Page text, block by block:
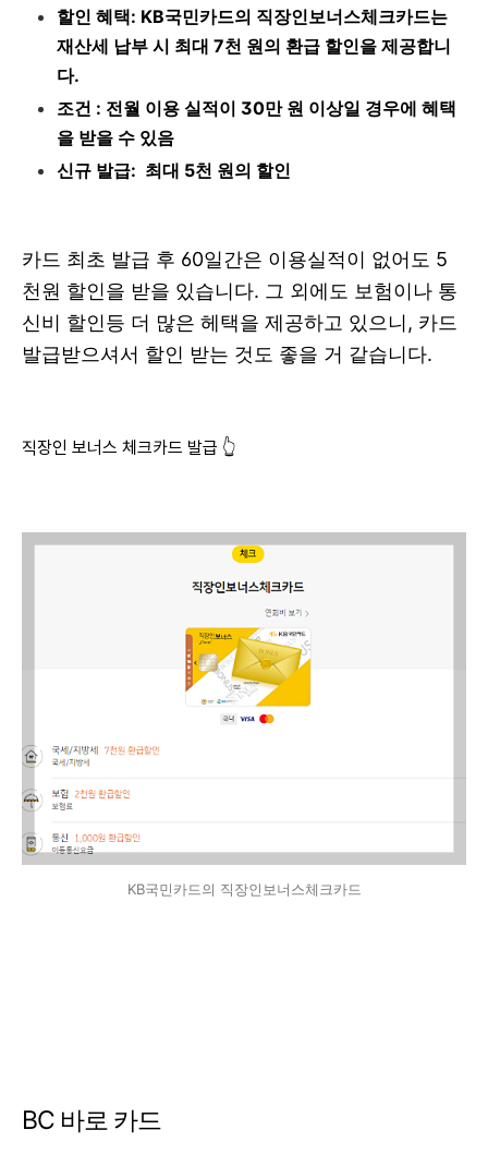
할인 혜택: KB국민카드의 직장인보너스체크카드는
재산세 납부 시 최대 7천 원의 환급 할인을 제공합니
다.
조건 : 전월 이용 실적이 30만 원 이상일 경우에 혜택
을 받을 수 있음
신규 발급: 최대 5천 원의 할인
카드 최초 발급 후 60일간은 이용실적이 없어도 5
천원 할인을 받을 있습니다. 그 외에도 보험이나 통
신비 할인등 더 많은 헤택을 제공하고 있으니, 카드
발급받으셔서 할인 받는 것도 좋을 거 같습니다.
직장인 보너스 체크카드 발급 👆
KB국민카드의 직장인보너스체크카드
BC 바로 카드